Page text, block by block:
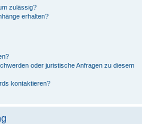
zulässig?
erhalten?
oder juristische Anfragen zu diesem
kontaktieren?